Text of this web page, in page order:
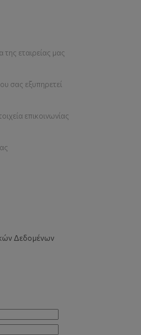
εταιρείας μας
σας εξυπηρετεί
επικοινωνίας
Δεδομένων